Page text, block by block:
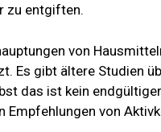
zu entgiften.
von
Es gibt ältere Studien
das ist kein
Empfehlungen von